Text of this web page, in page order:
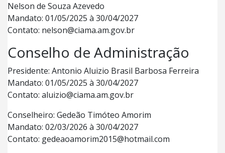
Nelson de Souza Azevedo
Mandato: 01/05/2025 à 30/04/2027
Contato: nelson@ciama.am.gov.br
Conselho de Administração
Presidente: Antonio Aluizio Brasil Barbosa Ferreira
Mandato: 01/05/2025 à 30/04/2027
Contato: aluizio@ciama.am.gov.br
Conselheiro: Gedeão Timóteo Amorim
Mandato: 02/03/2026 à 30/04/2027
Contato: gedeaoamorim2015@hotmail.com